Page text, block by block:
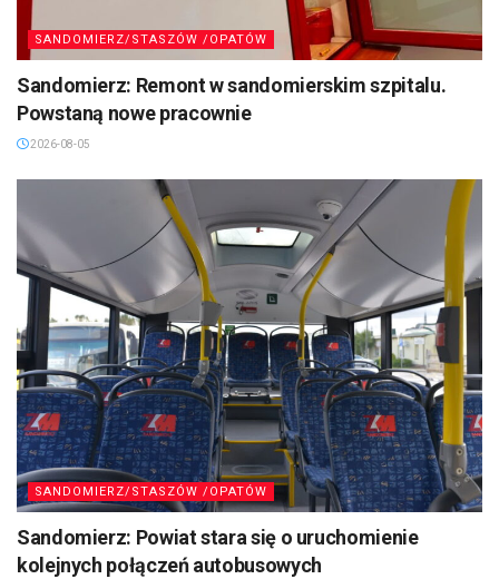
SANDOMIERZ/STASZÓW /OPATÓW
Sandomierz: Remont w sandomierskim szpitalu.
Powstaną nowe pracownie
2026-08-05
SANDOMIERZ/STASZÓW /OPATÓW
Sandomierz: Powiat stara się o uruchomienie
kolejnych połączeń autobusowych